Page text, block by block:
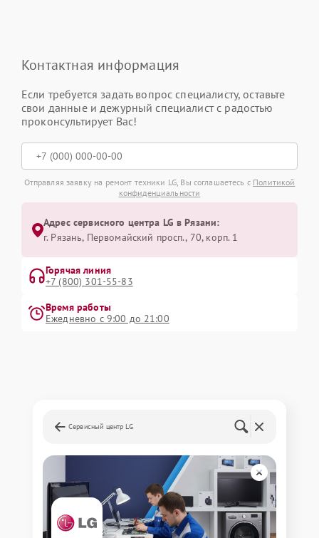
Контактная информация
Если требуется задать вопрос специалисту, оставьте
свои данные и дежурный специалист с радостью
проконсультирует Вас!
Отправляя заявку на ремонт техники LG, Вы соглашаетесь с Политикой
конфиденциальности
Адрес сервисного центра LG в Рязани:
г. Рязань, Первомайский просп., 70, корп. 1
Горячая линия
+7 (800) 301-55-83
Время работы
Ежедневно с 9:00 до 21:00
Сервисный центр LG